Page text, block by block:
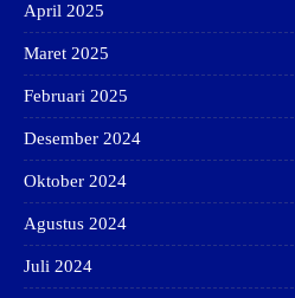
April 2025
Maret 2025
Februari 2025
Desember 2024
Oktober 2024
Agustus 2024
Juli 2024